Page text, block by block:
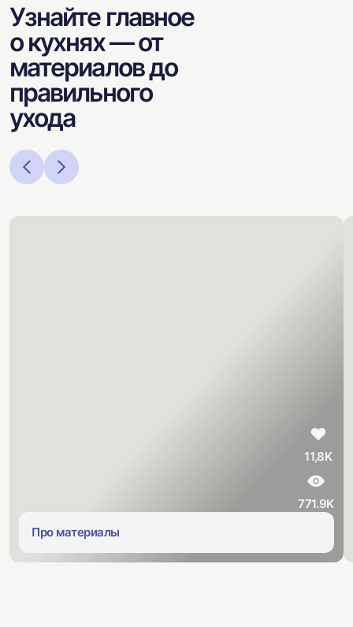
Узнайте главное
о кухнях — от
материалов до
правильного
ухода
11,8K
771.9K
Про материалы